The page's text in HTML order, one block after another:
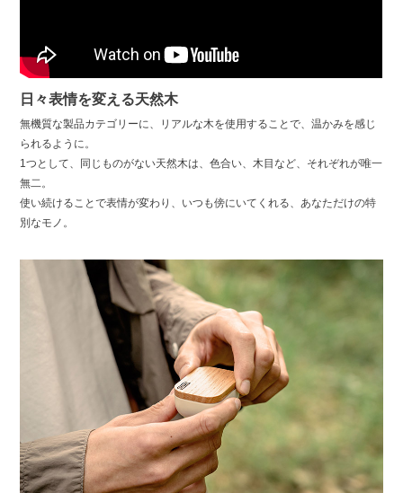
日々表情を変える天然木
無機質な製品カテゴリーに、リアルな木を使用することで、温かみを感じ
られるように。
1つとして、同じものがない天然木は、色合い、木目など、それぞれが唯一
無二。
使い続けることで表情が変わり、いつも傍にいてくれる、あなただけの特
別なモノ。